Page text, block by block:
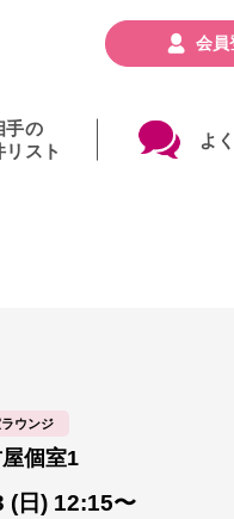
手の
リスト
よ
会員
(日) 12:15〜
ウンジ
個室1